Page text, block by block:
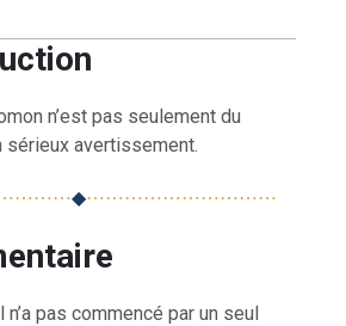
n’est pas seulement du
sérieux avertissement.
◆⋯⋯⋯⋯⋯⋯⋯⋯⋯⋯
n’a pas commencé par un seul